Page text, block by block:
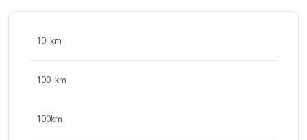
10 km
100 km
100km